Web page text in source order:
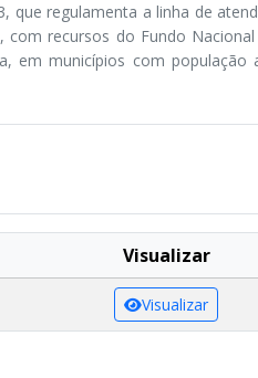
que regulamenta a linha de
com recursos do Fundo
em municípios com população
Visualizar
Visualizar